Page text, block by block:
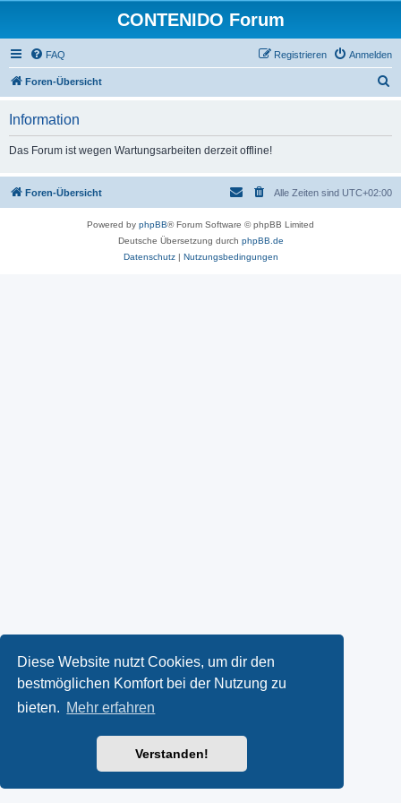
Diese Website nutzt Cookies, um dir den
bestmöglichen Komfort bei der Nutzung zu
bieten. Mehr erfahren
Verstanden!
CONTENIDO Forum
FAQ Anmelden
Registrieren
Foren-Übersicht
Information
Das Forum ist wegen Wartungsarbeiten derzeit offline!
Foren-Übersicht Alle Zeiten sind UTC+02:00
Powered by phpBB® Forum Software © phpBB Limited
Deutsche Übersetzung durch phpBB.de
Datenschutz| Nutzungsbedingungen